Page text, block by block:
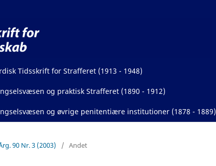
Tidsskrift for Strafferet (1913 - 1948)
og praktisk Strafferet (1890 - 1912)
og øvrige penitentiære institutioner (1878 - 1889)
90 Nr. 3 (2003) / Andet